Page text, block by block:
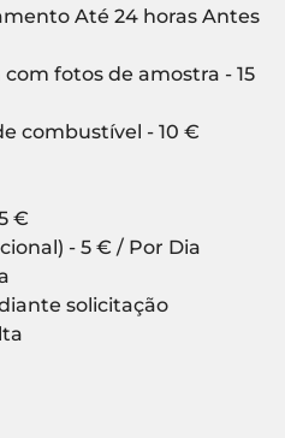
Até 24 horas Antes
fotos de amostra - 15
combustível - 10 €
€
- 5 € / Por Dia
solicitação